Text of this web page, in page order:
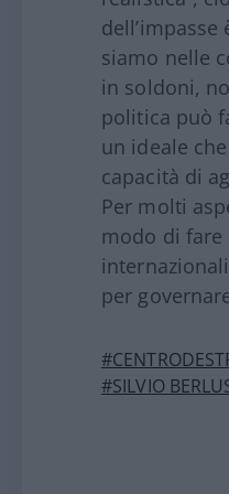
siamo nelle
in soldoni,
politica può
un ideale
capacità di
Per molti
modo di fare
per
#SILVIO